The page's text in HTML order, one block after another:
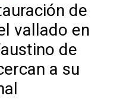
de
vallado en
de
a su